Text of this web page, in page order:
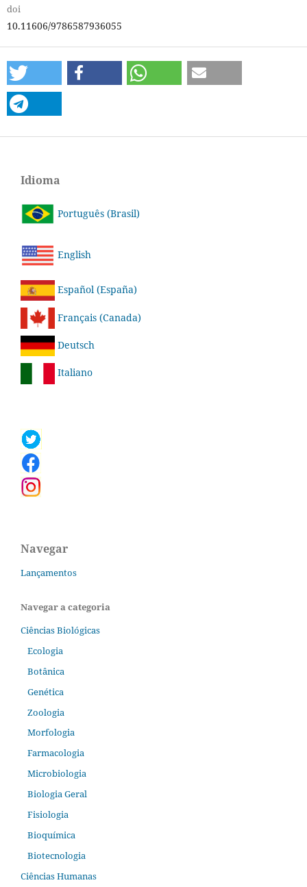
doi
10.11606/9786587936055
Idioma
Português (Brasil)
English
Español (España)
Français (Canada)
Deutsch
Italiano
Navegar
Lançamentos
Navegar a categoria
Ciências Biológicas
Ecologia
Botânica
Genética
Zoologia
Morfologia
Farmacologia
Microbiologia
Biologia Geral
Fisiologia
Bioquímica
Biotecnologia
Ciências Humanas